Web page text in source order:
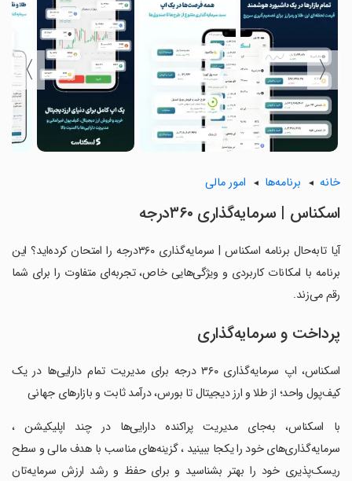
〈
〉
خانه برنامه‌ها امور مالی
‏‏‏اسکناس | سرمایه‌گذاری ۳۶۰درجه
آیا تابه‌حال برنامه ‏‏‏اسکناس | سرمایه‌گذاری ۳۶۰درجه را امتحان کرده‌اید؟ این
برنامه با امکانات کاربردی و ویژگی‌هایی خاص، تجربه‌ای متفاوت را برای شما
رقم می‌زند.
پرداخت و سرمایه‌گذاری
‏اسکناس، اپ سرمایه‌گذاری ۳۶۰ درجه برای مدیریت تمام دارایی‌ها در یک
کیف‌پول واحد؛ از طلا و ارز دیجیتال تا بورس، درآمد ثابت و بازارهای جهانی
‏با اسکناس، به‌جای مدیریت پراکنده دارایی‌ها در چند اپلیکیشن ،
سرمایه‌گذاری‌های خود را یکجا ببینید ، گزینه‌های مناسب با هدف مالی و سطح
ریسک‌پذیری خود را بهتر بشناسید و برای حفظ و رشد ارزش سرمایه‌تان